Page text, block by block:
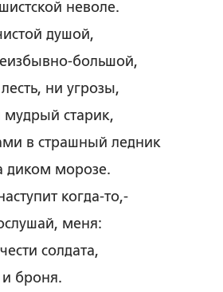
неволе.
душой,
большой,
ни угрозы,
старик,
в страшный ледник
диком морозе.
когда-то,-
меня:
солдата,
и броня.